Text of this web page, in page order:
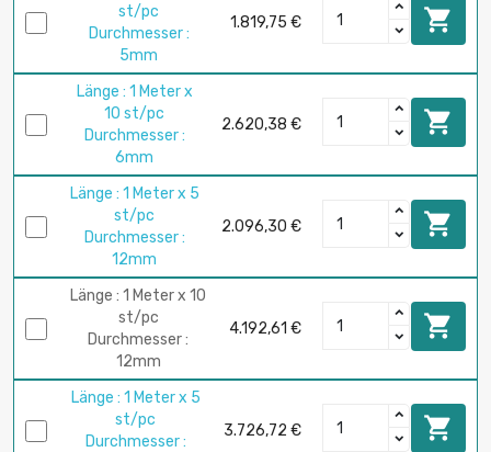
st/pc
Durchmesser :
5mm
1.819,75 € 
Länge : 1 Meter x
10 st/pc
Durchmesser :
6mm
2.620,38 € 
Länge : 1 Meter x 5
st/pc
Durchmesser :
12mm
2.096,30 € 
Länge : 1 Meter x 10
st/pc
Durchmesser :
12mm
4.192,61 € 
Länge : 1 Meter x 5
st/pc
Durchmesser :
3.726,72 € 